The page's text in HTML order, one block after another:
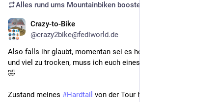
Alles rund ums Mountainbiken boosted
Crazy-to-Bike
@crazy2bike@fediworld.de
Also falls ihr glaubt, momentan sei es hochsommerlich warm
und viel zu trocken, muss ich euch eines Besseren belehren 😉
🤣
Zustand meines #Hardtail von der Tour heute...